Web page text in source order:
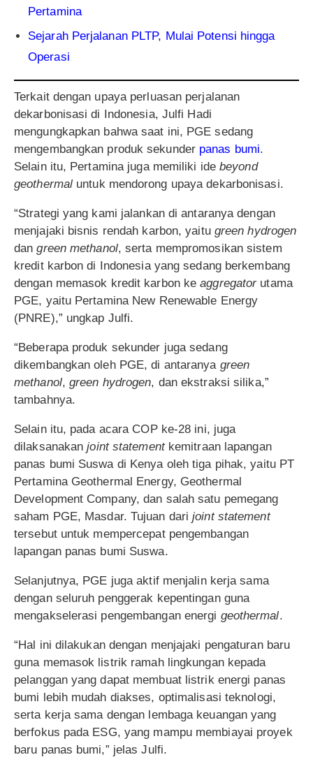
Pertamina
Sejarah Perjalanan PLTP, Mulai Potensi hingga
Operasi
Terkait dengan upaya perluasan perjalanan
dekarbonisasi di Indonesia, Julfi Hadi
mengungkapkan bahwa saat ini, PGE sedang
mengembangkan produk sekunder panas bumi.
Selain itu, Pertamina juga memiliki idebeyond
geothermal untuk mendorong upaya dekarbonisasi.
“Strategi yang kami jalankan di antaranya dengan
menjajaki bisnis rendah karbon, yaitu green hydrogen
dangreen methanol, serta mempromosikan sistem
kredit karbon di Indonesia yang sedang berkembang
dengan memasok kredit karbon keaggregatorutama
PGE, yaitu Pertamina New Renewable Energy
(PNRE),” ungkap Julfi.
“Beberapa produk sekunder juga sedang
dikembangkan oleh PGE, di antaranya green
methanol,green hydrogen, dan ekstraksi silika,”
tambahnya.
Selain itu, pada acara COP ke-28 ini, juga
dilaksanakanjoint statementkemitraan lapangan
panas bumi Suswa di Kenya oleh tiga pihak, yaitu PT
Pertamina Geothermal Energy, Geothermal
Development Company, dan salah satu pemegang
saham PGE, Masdar. Tujuan darijoint statement
tersebut untuk mempercepat pengembangan
lapangan panas bumi Suswa.
Selanjutnya, PGE juga aktif menjalin kerja sama
dengan seluruh penggerak kepentingan guna
mengakselerasi pengembangan energi geothermal.
“Hal ini dilakukan dengan menjajaki pengaturan baru
guna memasok listrik ramah lingkungan kepada
pelanggan yang dapat membuat listrik energi panas
bumi lebih mudah diakses, optimalisasi teknologi,
serta kerja sama dengan lembaga keuangan yang
berfokus pada ESG, yang mampu membiayai proyek
baru panas bumi,” jelas Julfi.